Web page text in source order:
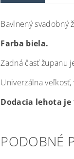
Bavlnený svadobný
Farba biela.
Zadná časť županu
Univerzálna
Dodacia lehota je
PODOBNÉ